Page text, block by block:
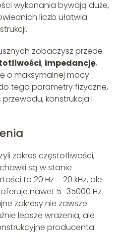
wykonania bywają duże,
liczb ułatwia
zobaczysz przede
, impedancję,
o maksymalnej mocy
tego parametry fizyczne,
konstrukcja i
zakres częstotliwości,
są w stanie
to 20 Hz – 20 kHz, ale
nawet 5–35000 Hz
zakresy nie zawsze
lepsze wrażenia, ale
producenta.